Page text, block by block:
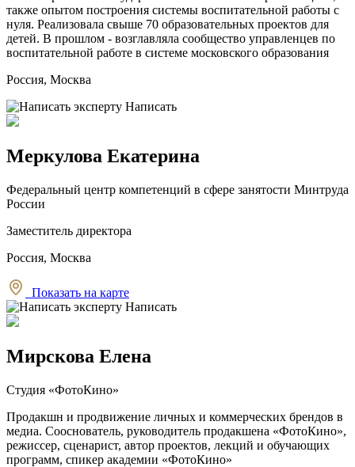
также опытом построения системы воспитательной работы с
нуля. Реализовала свыше 70 образовательных проектов для
детей. В прошлом - возглавляла сообщество управленцев по
воспитательной работе в системе московского образования
Россия, Москва
Написать
Меркулова Екатерина
Федеральный центр компетенций в сфере занятости Минтруда
России
Заместитель директора
Россия, Москва
Показать на карте
Написать
Мирскова Елена
Студия «ФотоКино»
Продакшн и продвижение личных и коммерческих брендов в
медиа. Сооснователь, руководитель продакшена «ФотоКино»,
режиссер, сценарист, автор проектов, лекций и обучающих
программ, спикер академии «ФотоКино»